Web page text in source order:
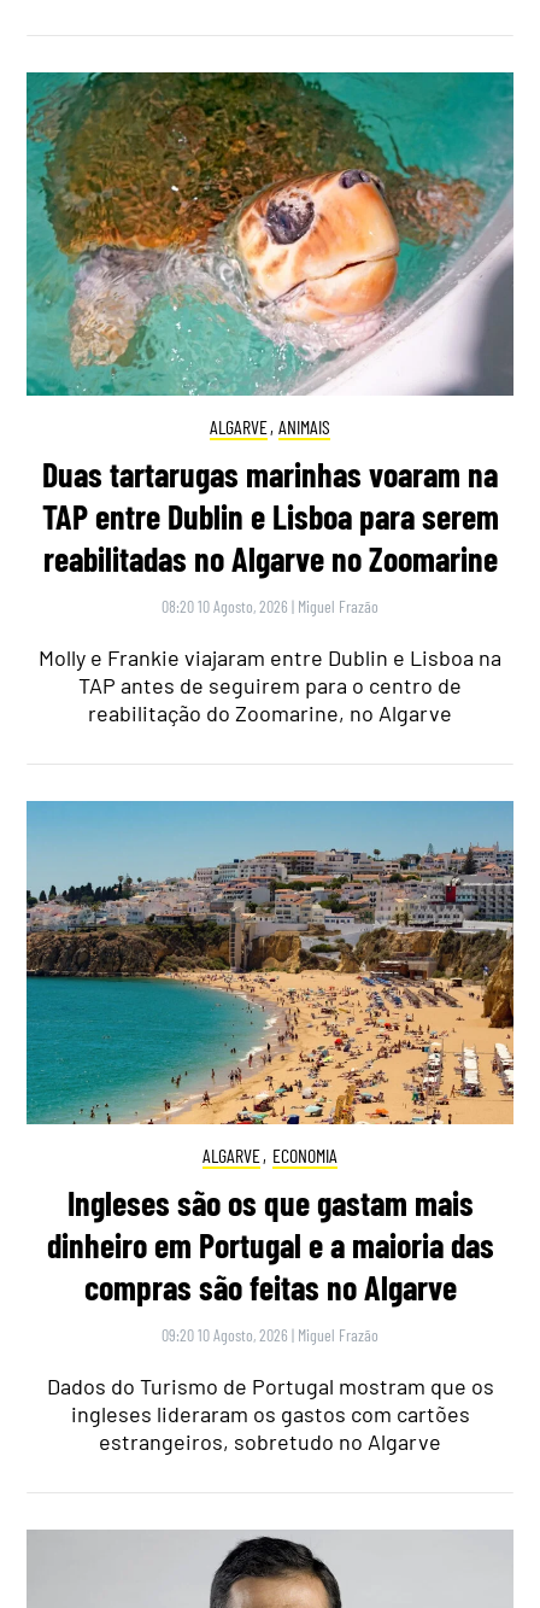
ALGARVE, ANIMAIS
Duas tartarugas marinhas voaram na
TAP entre Dublin e Lisboa para serem
reabilitadas no Algarve no Zoomarine
08:20 10 Agosto, 2026 | Miguel Frazão
Molly e Frankie viajaram entre Dublin e Lisboa na
TAP antes de seguirem para o centro de
reabilitação do Zoomarine, no Algarve
ALGARVE, ECONOMIA
Ingleses são os que gastam mais
dinheiro em Portugal e a maioria das
compras são feitas no Algarve
09:20 10 Agosto, 2026 | Miguel Frazão
Dados do Turismo de Portugal mostram que os
ingleses lideraram os gastos com cartões
estrangeiros, sobretudo no Algarve